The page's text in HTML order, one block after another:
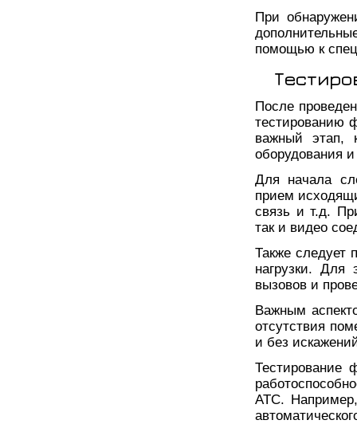
При
помощью к
После
тестированию
важный этап,
оборудования
Для начала
прием
связь и т.д.
так и видео
Также следует
нагрузки. Для
вызовов и
Важным
отсутствия
и без
Тестирование
АТС.